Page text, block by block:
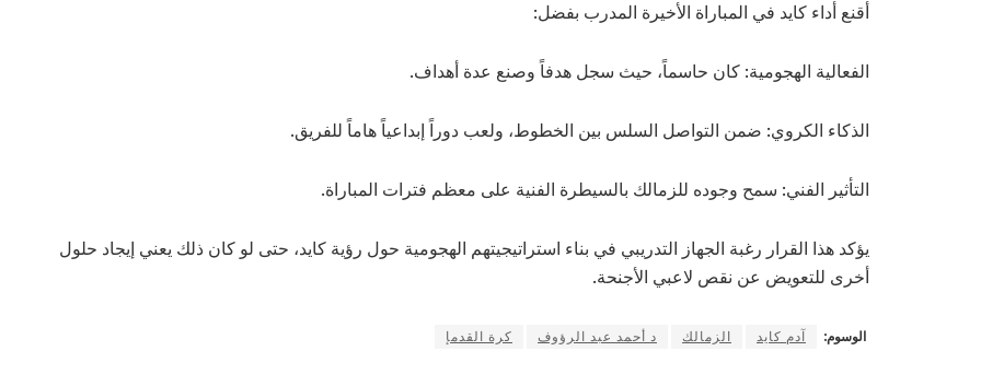
أقنع أداء كايد في المباراة الأخيرة المدرب بفضل:
الفعالية الهجومية: كان حاسماً، حيث سجل هدفاً وصنع عدة أهداف.
الذكاء الكروي: ضمن التواصل السلس بين الخطوط، ولعب دوراً إبداعياً هاماً للفريق.
التأثير الفني: سمح وجوده للزمالك بالسيطرة الفنية على معظم فترات المباراة.
يؤكد هذا القرار رغبة الجهاز التدريبي في بناء استراتيجيتهم الهجومية حول رؤية كايد، حتى لو كان ذلك يعني إيجاد حلول
أخرى للتعويض عن نقص لاعبي الأجنحة.
الوسوم: آدم كايد الزمالك د أحمد عبد الرؤوف كرة القدمإ